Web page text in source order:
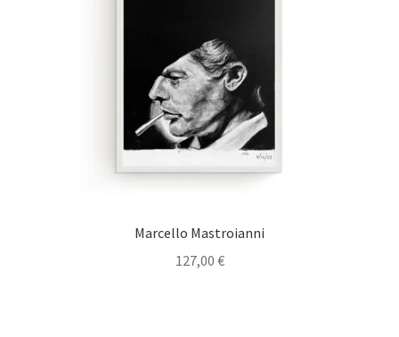
Marcello Mastroianni
127,00 €